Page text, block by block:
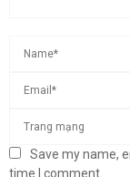
Save my name,
time I comment.